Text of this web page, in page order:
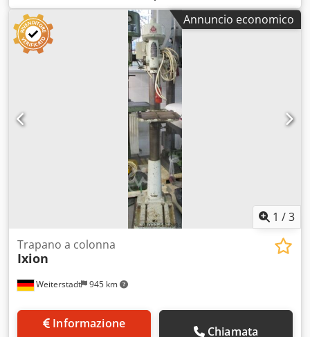
mandrino 300 a 3000 giri/min Credoy N Duwspfx Aiyjf
Sbalzo 250 mm Corsa cannotto 140 mm Dimensioni tavola
400 x 400 mm Altezza tavola 850 mm Distanza mandrino-
tavola max 680 mm Diametro colonna 105 mm Potenza
motore 0,75 kW Alimentazione 380 Volt, 50 Hz -
Regolazione velocità mandrino tramite variatore e due
stadi a cinghia trapezoidale - Regolazione altezza testa
tramite volantino ca. 430 mm - Impianto di illuminazione -
Basamento con armadio e porta - Mandrino autoserrante 1
– 16 mm Ingombro L x P x H 900 x 550 x 1650/2080 mm
Peso 250 kg in ottime condizioni
Annuncio economico
1 /3
Weiterstadt 945 km
Trapano a colonna
Ixion
Chiamata